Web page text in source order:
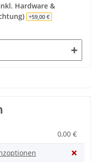
Hardware &
+59,00 €
0,00 €